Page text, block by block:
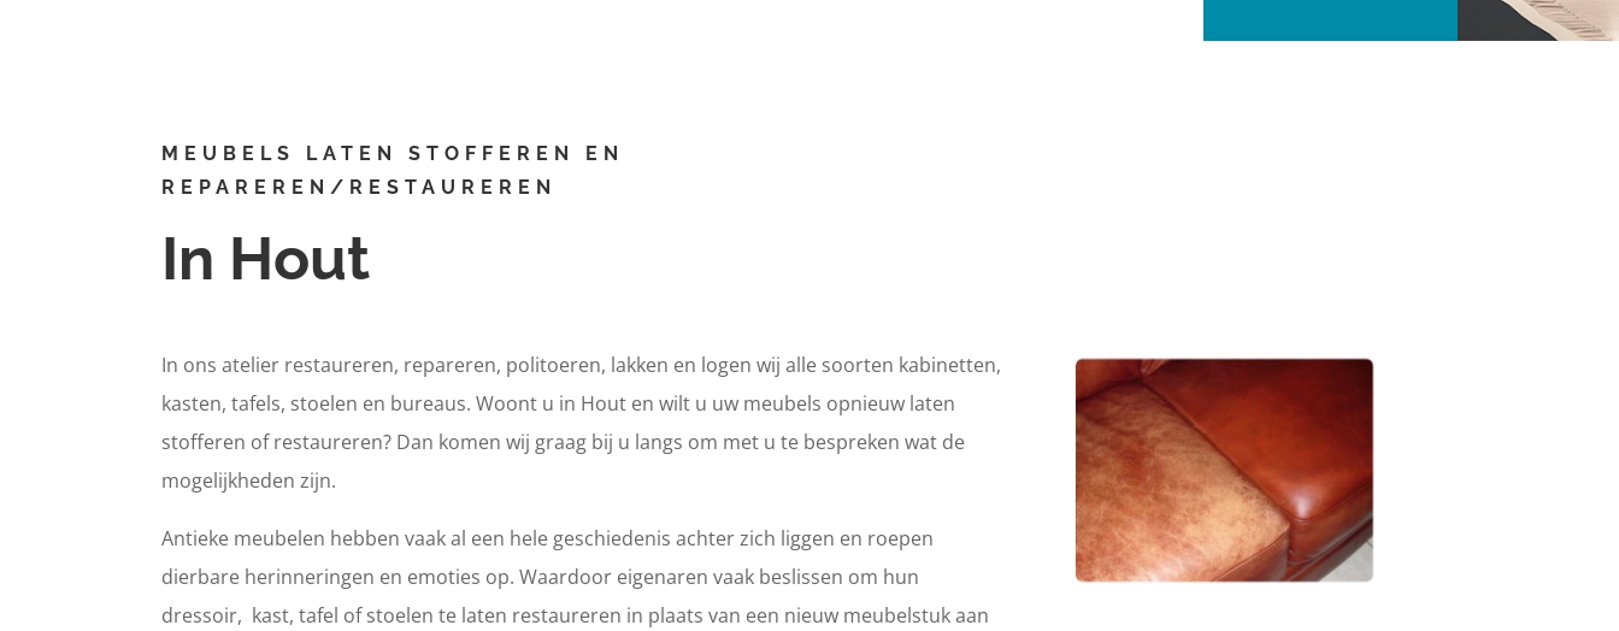
MEUBELS LATEN STOFFEREN EN
REPAREREN/RESTAUREREN
In Hout
In ons atelier restaureren, repareren, politoeren, lakken en logen wij alle soorten kabinetten,
kasten, tafels, stoelen en bureaus. Woont u in Hout en wilt u uw meubels opnieuw laten
stofferen of restaureren? Dan komen wij graag bij u langs om met u te bespreken wat de
mogelijkheden zijn.
Antieke meubelen hebben vaak al een hele geschiedenis achter zich liggen en roepen
dierbare herinneringen en emoties op. Waardoor eigenaren vaak beslissen om hun
dressoir, kast, tafel of stoelen te laten restaureren in plaats van een nieuw meubelstuk aan